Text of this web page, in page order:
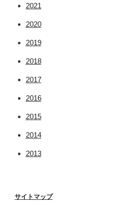
2021
2020
2019
2018
2017
2016
2015
2014
2013
サイトマップ